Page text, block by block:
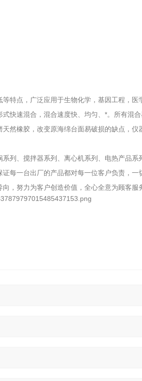
特点，广泛应用于生物化学，基因工程，
快速混合，混合速度快、均匀、*。所有混
然橡胶，改变原海绵台面易破损的缺点，
列、搅拌器系列、离心机系列、电热产品系
每一台出厂的产品都对每一位客户负责，
，努力为客户创造价值，全心全意为顾客服